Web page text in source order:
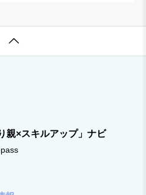

親×スキルアップ」ナビ